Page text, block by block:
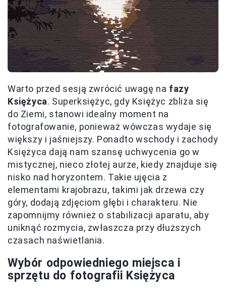
Warto przed sesją zwrócić uwagę na fazy
Księżyca. Superksiężyc, gdy Księżyc zbliża się
do Ziemi, stanowi idealny moment na
fotografowanie, ponieważ wówczas wydaje się
większy i jaśniejszy. Ponadto wschody i zachody
Księżyca dają nam szansę uchwycenia go w
mistycznej, nieco złotej aurze, kiedy znajduje się
nisko nad horyzontem. Takie ujęcia z
elementami krajobrazu, takimi jak drzewa czy
góry, dodają zdjęciom głębi i charakteru. Nie
zapomnijmy również o stabilizacji aparatu, aby
uniknąć rozmycia, zwłaszcza przy dłuższych
czasach naświetlania.
Wybór odpowiedniego miejsca i
sprzętu do fotografii Księżyca